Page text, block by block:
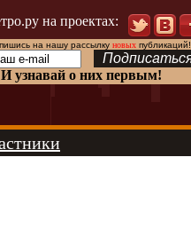
на проектах:
на нашу рассылку новыхпубликаций!
И узнавай о них первым!